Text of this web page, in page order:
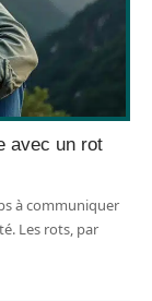
avec un rot
à communiquer
Les rots, par